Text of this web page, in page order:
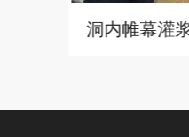
洞内帷幕灌浆